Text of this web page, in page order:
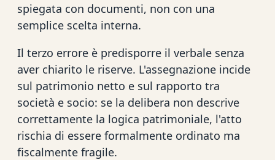
spiegata con documenti, non con una
semplice scelta interna.
Il terzo errore è predisporre il verbale senza
aver chiarito le riserve. L'assegnazione incide
sul patrimonio netto e sul rapporto tra
società e socio: se la delibera non descrive
correttamente la logica patrimoniale, l'atto
rischia di essere formalmente ordinato ma
fiscalmente fragile.